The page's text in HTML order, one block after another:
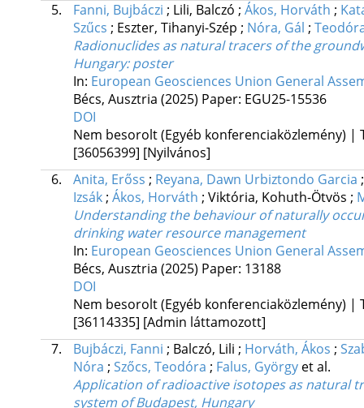
5.
Fanni, Bujbáczi ; Lili, Balczó ; Ákos, Horváth ;
Szűcs ; Eszter, Tihanyi-Szép ; Nóra, Gál ;
Radionuclides as natural tracers of the
Hungary: poster
In: European Geosciences Union General
Bécs, Ausztria (2025) Paper: EGU25-15536
DOI
Nem besorolt (Egyéb konferenciaközlemény) |
[36056399] [Nyilvános]
6.
Anita, Erőss ; Reyana, Dawn Urbiztondo Garcia
Izsák; Ákos, Horváth ; Viktória, Kohuth-Ötvös ;
Understanding the behaviour of naturally
drinking water resource management
In: European Geosciences Union General
Bécs, Ausztria (2025) Paper: 13188
DOI
Nem besorolt (Egyéb konferenciaközlemény) |
[36114335] [Admin láttamozott]
7.
Bujbáczi, Fanni ; Balczó, Lili ; Horváth, Ákos ;
Nóra ; Szőcs, Teodóra ; Falus, György et al.
Application of radioactive isotopes as natural
system of Budapest, Hungary